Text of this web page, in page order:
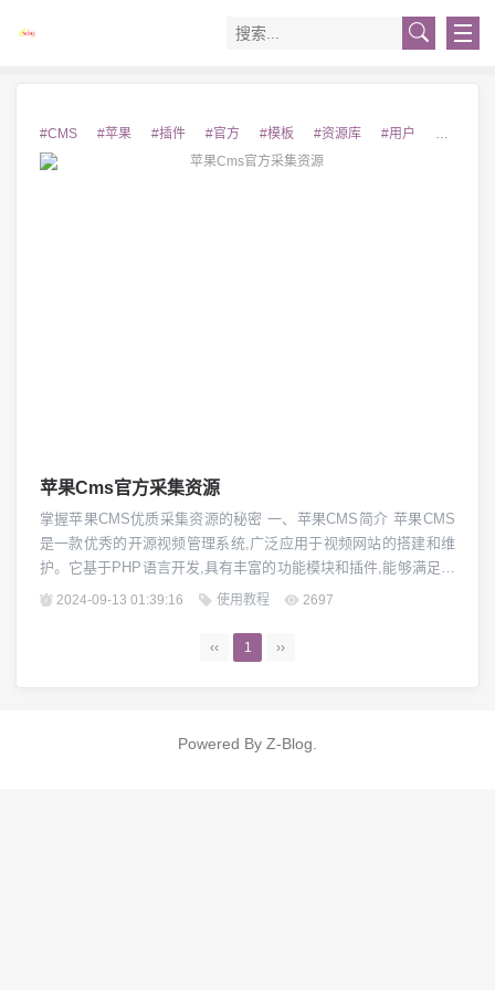
#CMS #苹果 #插件 #官方 #模板 #资源库 #用户 #教程
苹果Cms官方采集资源
掌握苹果CMS优质采集资源的秘密 一、苹果CMS简介 苹果CMS
是一款优秀的开源视频管理系统,广泛应用于视频网站的搭建和维
护。它基于PHP语言开发,具有丰富的功能模块和插件,能够满足各
种网站的个性化需求。作为一个功能强大且免费的内容管理系统,
苹果CMS官方资源库概览 苹果CMS官方资源库是苹果CMS开发
2024-09-13 01:39:16 使用教程 2697
‹‹ 1 ››
Powered By Z-Blog